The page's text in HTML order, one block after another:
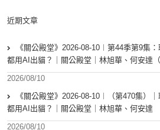
近期文章
《關公殿堂》2026-08-10︱第44季第9集
都用AI出貓？｜關公殿堂｜林旭華、何安達（
2026/08/10
《關公殿堂》2026-08-10︱（第470集）
都用AI出貓？｜關公殿堂｜林旭華、何安達
2026/08/10